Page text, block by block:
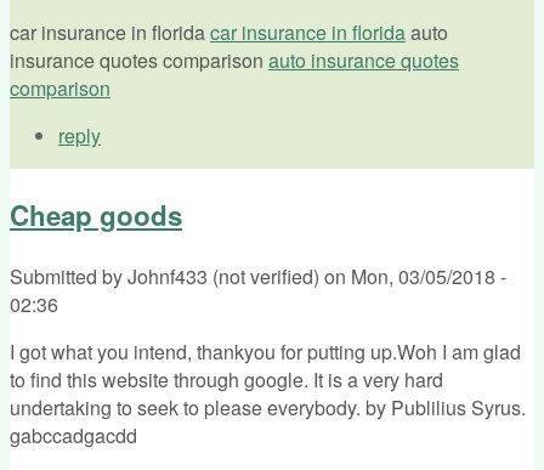
car insurance in floridacar insurance in floridaauto
insurance quotes comparison auto insurance quotes
comparison
reply
Cheap goods
Submitted byJohnf433 (not verified) on Mon, 03/05/2018 -
02:36
I got what you intend, thankyou for putting up.Woh I am glad
to find this website through google. It is a very hard
undertaking to seek to please everybody. by Publilius Syrus.
gabccadgacdd